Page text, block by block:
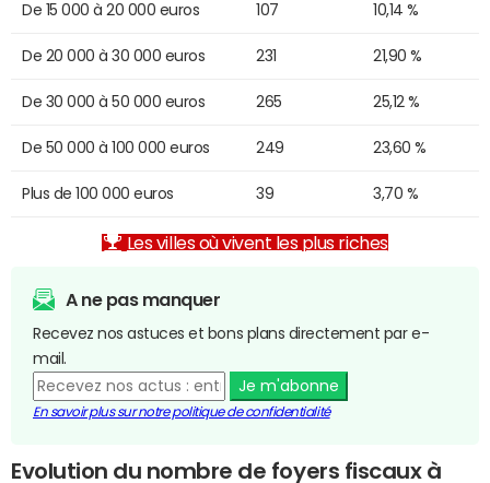
De 15 000 à 20 000 euros 107 10,14 %
De 20 000 à 30 000 euros 231 21,90 %
De 30 000 à 50 000 euros 265 25,12 %
De 50 000 à 100 000 euros 249 23,60 %
Plus de 100 000 euros 39 3,70 %
Les villes où vivent les plus riches
A ne pas manquer
Recevez nos astuces et bons plans directement par e-
mail.
Je m'abonne
En savoir plus sur notre politique de confidentialité
Evolution du nombre de foyers fiscaux à